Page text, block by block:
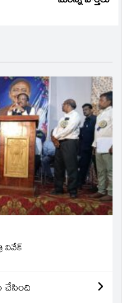
వివేక్
చేసింది